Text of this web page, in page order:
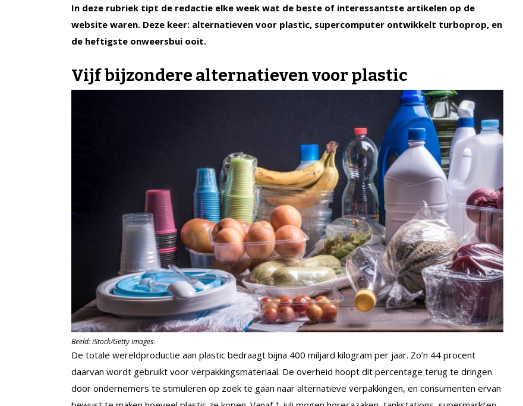
In deze rubriek tipt de redactie elke week wat de beste of interessantste artikelen op de
website waren. Deze keer: alternatieven voor plastic, supercomputer ontwikkelt turboprop, en
de heftigste onweersbui ooit.
Vijf bijzondere alternatieven voor plastic
Beeld: iStock/Getty Images.
De totale wereldproductie aan plastic bedraagt bijna 400 miljard kilogram per jaar. Zo’n 44 procent
daarvan wordt gebruikt voor verpakkingsmateriaal. De overheid hoopt dit percentage terug te dringen
door ondernemers te stimuleren op zoek te gaan naar alternatieve verpakkingen, en consumenten ervan